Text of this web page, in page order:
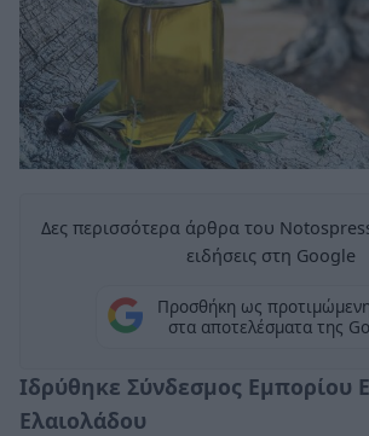
Δες περισσότερα άρθρα του
ειδήσεις στη Google
Προσθήκη ως
στα αποτελέσματα της
Ιδρύθηκε Σύνδεσμος Εμπορίου
Ελαιολάδου